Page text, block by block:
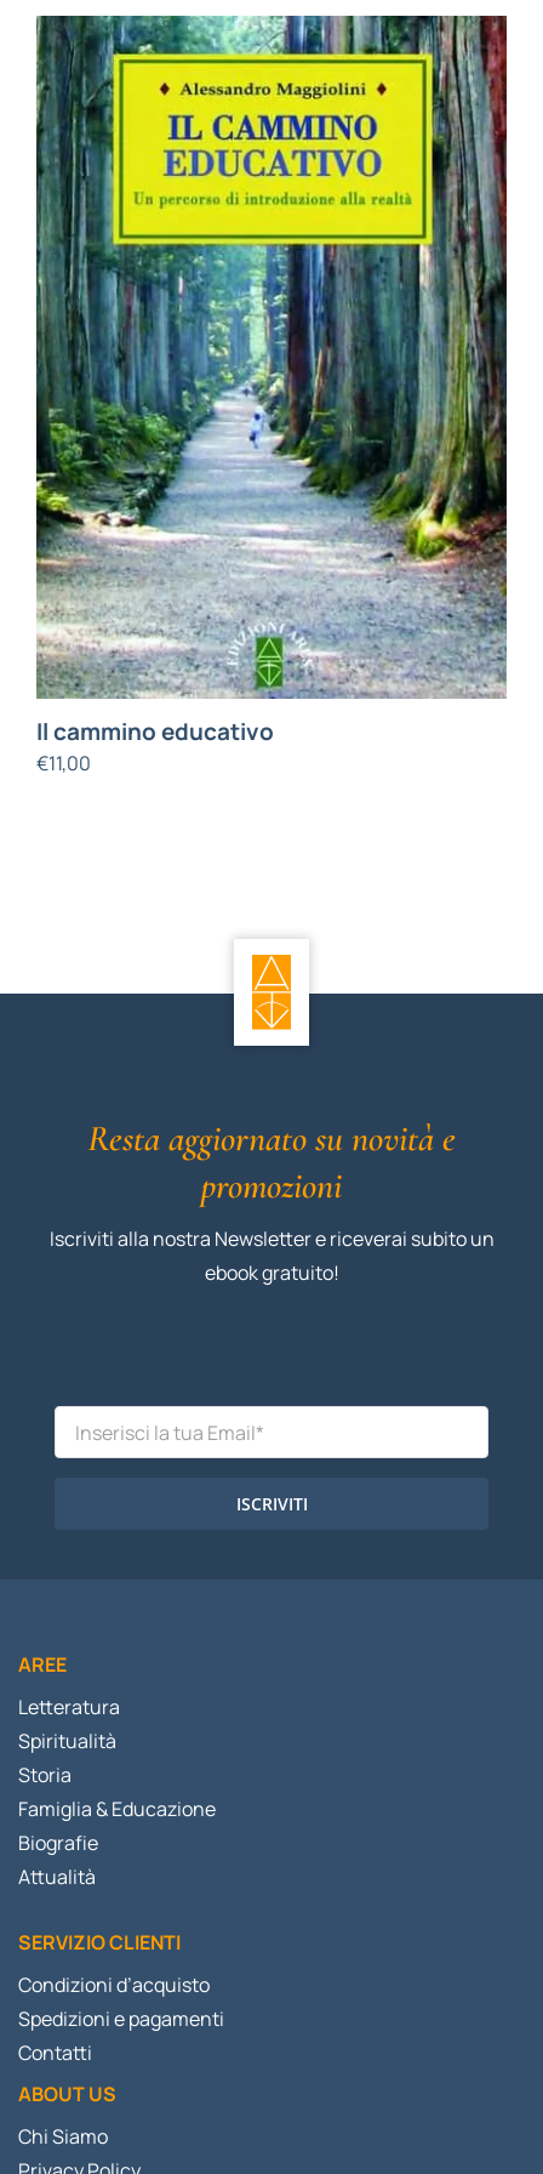
BIOGRAFIE
ATTUALITÀ
Il cammino educativo
€11,00
Resta aggiornato su novità e
promozioni
Iscriviti alla nostra Newsletter e riceverai subito un
ebook gratuito!
ISCRIVITI
AREE
Letteratura
Spiritualità
Storia
Famiglia & Educazione
Biografie
Attualità
SERVIZIO CLIENTI
Condizioni d’acquisto
Spedizioni e pagamenti
Contatti
ABOUT US
Chi Siamo